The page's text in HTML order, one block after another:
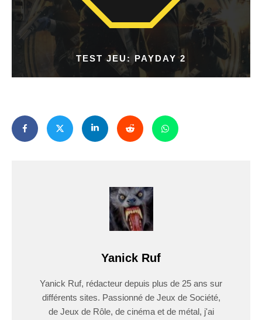
TEST JEU: PAYDAY 2
Yanick Ruf
Yanick Ruf, rédacteur depuis plus de 25 ans sur
différents sites. Passionné de Jeux de Société,
de Jeux de Rôle, de cinéma et de métal, j'ai